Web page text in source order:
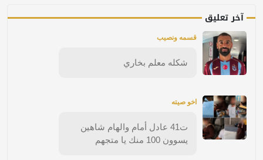
آخر تعليق
قسمه ونصيب
شكله معلم بخاري
اخو صيته
ت41 عادل أمام والهام شاهين
يسوون 100 منك يا متجهم